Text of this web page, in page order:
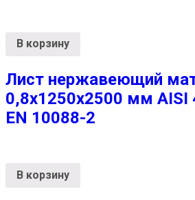
В корзину
Лист нержавеющий
0,8х1250х2500 мм AISI
EN 10088-2
В корзину